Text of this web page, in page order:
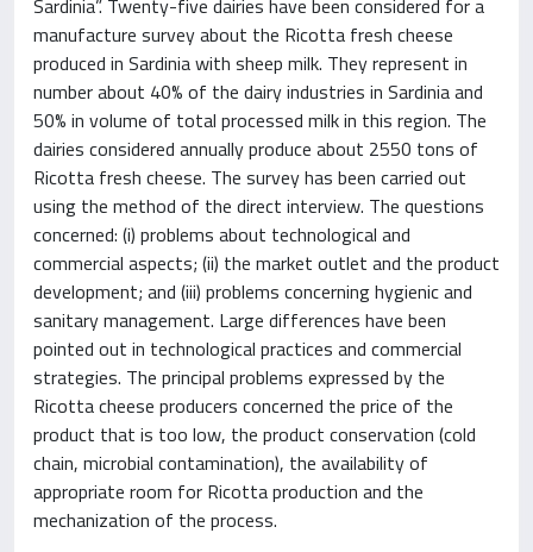
Sardinia”. Twenty-five dairies have been considered for a
manufacture survey about the Ricotta fresh cheese
produced in Sardinia with sheep milk. They represent in
number about 40% of the dairy industries in Sardinia and
50% in volume of total processed milk in this region. The
dairies considered annually produce about 2550 tons of
Ricotta fresh cheese. The survey has been carried out
using the method of the direct interview. The questions
concerned: (i) problems about technological and
commercial aspects; (ii) the market outlet and the product
development; and (iii) problems concerning hygienic and
sanitary management. Large differences have been
pointed out in technological practices and commercial
strategies. The principal problems expressed by the
Ricotta cheese producers concerned the price of the
product that is too low, the product conservation (cold
chain, microbial contamination), the availability of
appropriate room for Ricotta production and the
mechanization of the process.